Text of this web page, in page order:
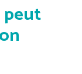
peut